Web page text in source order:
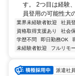
す。 2つ目は経験
員登用の可能性大
業界未経験者歓迎 社員
資格取得支援あり
社会
学歴不問
即日勤務OK
未経験者歓迎
フルリモ
派遣社員